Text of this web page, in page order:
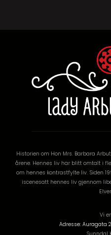
Historien om Hon Mrs. Barbara
årene. Hennes liv har blitt omtalt i
om hennes kontrastfylte liv. Siden
iscenesatt hennes liv gjennom
Vi
Adresse: Auragata